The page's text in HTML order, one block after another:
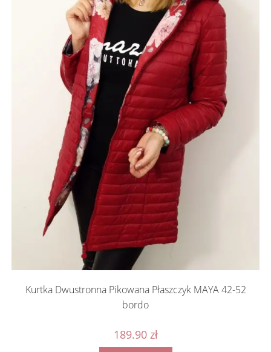
Kurtka Dwustronna Pikowana Płaszczyk MAYA 42-52
bordo
189.90 zł